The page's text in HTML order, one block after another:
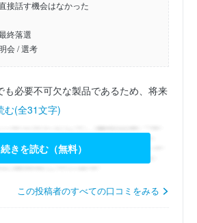
接話す機会はなかった
終落選
会/ 選考
も必要不可欠な製品であるため、将来
む(全31文字)
続きを読む（無料）
この投稿者のすべての口コミをみる